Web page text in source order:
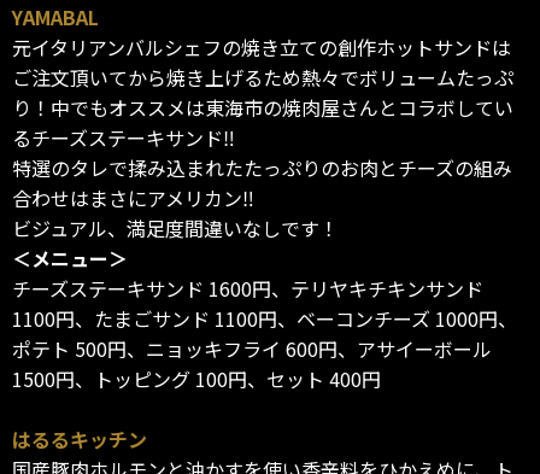
YAMABAL
元イタリアンバルシェフの焼き立ての創作ホットサンドは
ご注文頂いてから焼き上げるため熱々でボリュームたっぷ
り！中でもオススメは東海市の焼肉屋さんとコラボしてい
るチーズステーキサンド‼︎
特選のタレで揉み込まれたたっぷりのお肉とチーズの組み
合わせはまさにアメリカン‼︎
ビジュアル、満足度間違いなしです！
＜メニュー＞
チーズステーキサンド 1600円、テリヤキチキンサンド
1100円、たまごサンド 1100円、ベーコンチーズ 1000円、
ポテト 500円、ニョッキフライ 600円、アサイーボール
1500円、トッピング 100円、セット 400円
はるるキッチン